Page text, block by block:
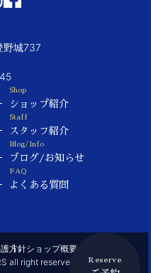
Reserve
野城737
Shop
ショップ紹介
Staff
スタッフ紹介
Blog/Info
ブログ/お知らせ
FAQ
よくある質問
方針ショップ概要
all right reserved.